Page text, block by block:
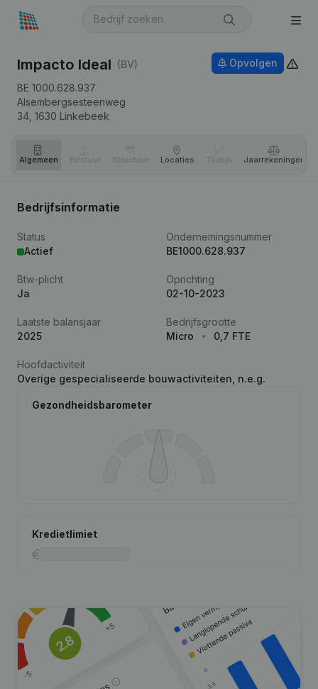
Impacto Ideal (BV)
BE 1000.628.937
Alsembergsesteenweg
34, 1630 Linkebeek
Opvolgen
Algemeen Bestuur Structuur Locaties Tijdlijn Jaar­rekeningen
Bedrijfsinformatie
Status
Actief
Ondernemingsnummer
BE1000.628.937
Btw-plicht
Ja
Oprichting
02-10-2023
Laatste balansjaar
2025
Bedrijfsgrootte
Micro
0,7 FTE
Hoofdactiviteit
Overige gespecialiseerde bouwactiviteiten, n.e.g.
Gezondheidsbarometer
Kredietlimiet